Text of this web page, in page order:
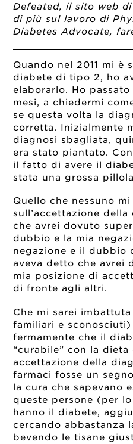
Defeated, il sito web
di più sul lavoro di
Diabetes Advocate,
Quando nel 2011 mi è
diabete di tipo 2, ho
elaborarlo. Ho
mesi, a chiedermi
se questa volta la
corretta. Inizialmente
diagnosi sbagliata,
era stato piantato.
il fatto di avere il
stata una grossa
Quello che nessuno
sull’accettazione
che avrei dovuto
dubbio e la mia
negazione e il dubbio
aveva detto che avrei
mia posizione di
di fronte agli altri.
Che mi sarei
familiari e
fermamente che il
“curabile” con la dieta
accettazione della
farmaci fosse un
la cura che sapevano
queste persone (per
hanno il diabete,
cercando abbastanza
bevendo le tisane